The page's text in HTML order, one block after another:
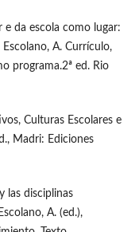
e da escola como lugar:
A. Currículo,
programa.2ª ed. Rio
Culturas Escolares e
Madri: Ediciones
las disciplinas
A. (ed.),